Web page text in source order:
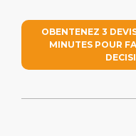
OBENTENEZ 3
MINUTES POUR